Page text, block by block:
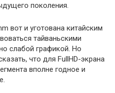
поколения.
вот и уготована китайским
тайваньскими
слабой графикой. Но
что для FullHD-экрана
вполне годное и